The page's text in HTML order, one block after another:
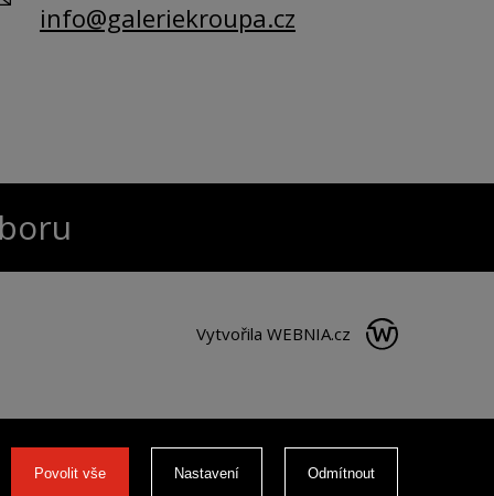
info@galeriekroupa.cz
Vytvořila WEBNIA.cz
Povolit vše Nastavení Odmítnout